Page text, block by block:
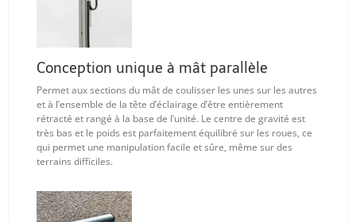
Conception unique à mât parallèle
Permet aux sections du mât de coulisser les unes sur les autres
et à l’ensemble de la tête d’éclairage d’être entièrement
rétracté et rangé à la base de l’unité. Le centre de gravité est
très bas et le poids est parfaitement équilibré sur les roues, ce
qui permet une manipulation facile et sûre, même sur des
terrains difficiles.